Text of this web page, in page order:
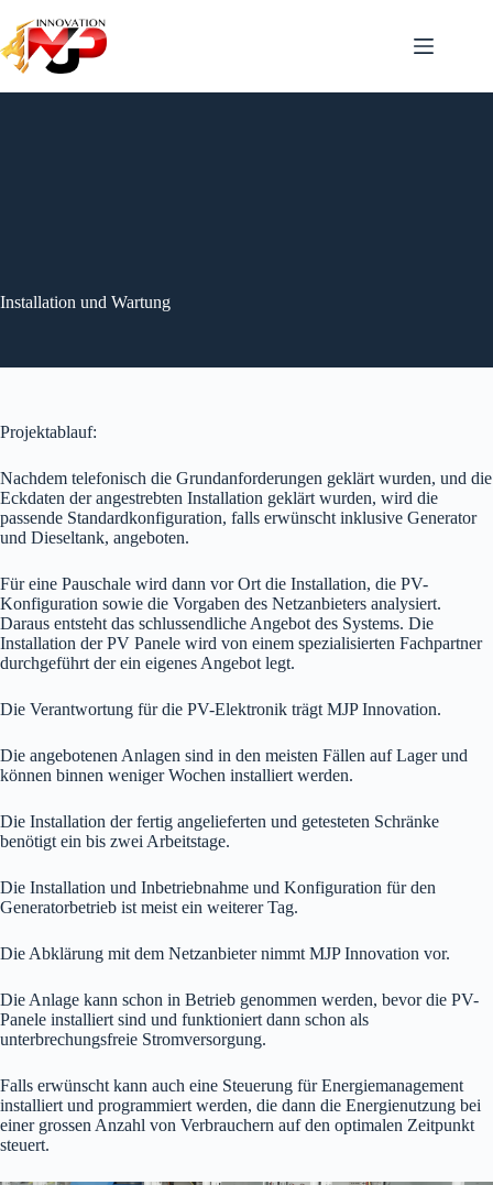
content
Installation und Wartung
Projektablauf:
Nachdem telefonisch die Grundanforderungen geklärt wurden, und die
Eckdaten der angestrebten Installation geklärt wurden, wird die
passende Standardkonfiguration, falls erwünscht inklusive Generator
und Dieseltank, angeboten.
Für eine Pauschale wird dann vor Ort die Installation, die PV-
Konfiguration sowie die Vorgaben des Netzanbieters analysiert.
Daraus entsteht das schlussendliche Angebot des Systems. Die
Installation der PV Panele wird von einem spezialisierten Fachpartner
durchgeführt der ein eigenes Angebot legt.
Die Verantwortung für die PV-Elektronik trägt MJP Innovation.
Die angebotenen Anlagen sind in den meisten Fällen auf Lager und
können binnen weniger Wochen installiert werden.
Die Installation der fertig angelieferten und getesteten Schränke
benötigt ein bis zwei Arbeitstage.
Die Installation und Inbetriebnahme und Konfiguration für den
Generatorbetrieb ist meist ein weiterer Tag.
Die Abklärung mit dem Netzanbieter nimmt MJP Innovation vor.
Die Anlage kann schon in Betrieb genommen werden, bevor die PV-
Panele installiert sind und funktioniert dann schon als
unterbrechungsfreie Stromversorgung.
Falls erwünscht kann auch eine Steuerung für Energiemanagement
installiert und programmiert werden, die dann die Energienutzung bei
einer grossen Anzahl von Verbrauchern auf den optimalen Zeitpunkt
steuert.